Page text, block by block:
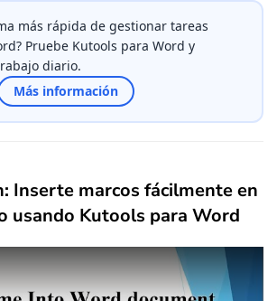
más rápida de gestionar tareas
Pruebe Kutools para Word y
diario.
Más información
Inserte marcos fácilmente en
usando Kutools para Word